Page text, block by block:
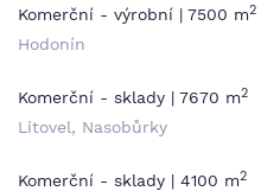
Komerční - výrobní | 7500 m2
Hodonín
Komerční - sklady | 7670 m2
Litovel, Nasobůrky
Komerční - sklady | 4100 m2